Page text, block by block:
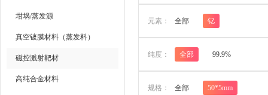
坩埚/蒸发源
真空镀膜材料（蒸发料）
磁控溅射靶材
高纯合金材料
元素： 全部 钇
纯度： 全部 99.9%
规格： 全部 50*5mm